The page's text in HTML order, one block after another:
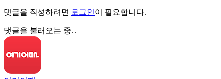
댓글을 작성하려면 로그인이 필요합니다.
댓글을 불러오는 중...